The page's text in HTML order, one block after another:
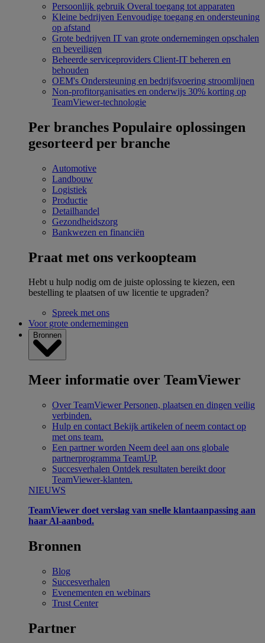
Persoonlijk gebruik Overal toegang tot apparaten
Kleine bedrijven Eenvoudige toegang en ondersteuning
op afstand
Grote bedrijven IT van grote ondernemingen opschalen
en beveiligen
Beheerde serviceproviders Client-IT beheren en
behouden
OEM's Ondersteuning en bedrijfsvoering stroomlijnen
Non-profitorganisaties en onderwijs 30% korting op
TeamViewer-technologie
Per branches Populaire oplossingen
gesorteerd per branche
Automotive
Landbouw
Logistiek
Productie
Detailhandel
Gezondheidszorg
Bankwezen en financiën
Praat met ons verkoopteam
Hebt u hulp nodig om de juiste oplossing te kiezen, een
bestelling te plaatsen of uw licentie te upgraden?
Spreek met ons
Voor grote ondernemingen
Bronnen
Meer informatie over TeamViewer
Over TeamViewer Personen, plaatsen en dingen veilig
verbinden.
Hulp en contact Bekijk artikelen of neem contact op
met ons team.
Een partner worden Neem deel aan ons globale
partnerprogramma TeamUP.
Succesverhalen Ontdek resultaten bereikt door
TeamViewer-klanten.
NIEUWS
TeamViewer doet verslag van snelle klantaanpassing aan
haar Al-aanbod.
Bronnen
Blog
Succesverhalen
Evenementen en webinars
Trust Center
Partner